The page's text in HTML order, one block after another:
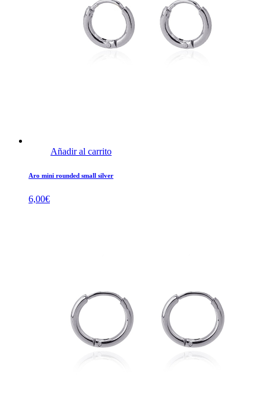
Añadir al carrito
Aro mini rounded small silver
6,00€